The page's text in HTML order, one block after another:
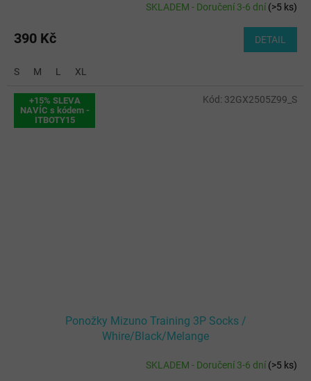
SKLADEM - Doručení 3-6 dní(>5 ks)
390 Kč DETAIL
S M L XL
+15% SLEVA
NAVÍC s kódem -
ITBOTY15
Ponožky Mizuno Training 3P Socks /
Whire/Black/Melange
SKLADEM - Doručení 3-6 dní(>5 ks)
Kód: 32GX2505Z99_S